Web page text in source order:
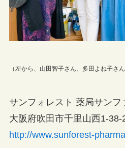
（左から、山田智子さん、多田よね子さん
サンフォレスト 薬局サンフ
大阪府吹田市千里山西1-38-
http://www.sunforest-